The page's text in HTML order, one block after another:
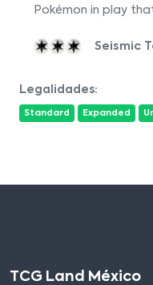
Pokémon in play
Seismic
Legalidades:
Standard Expanded
TCG Land México